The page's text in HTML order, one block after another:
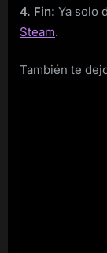
4. Fin: Ya solo
Steam.
También te